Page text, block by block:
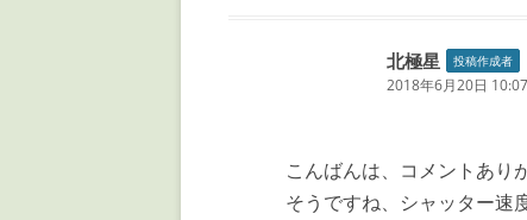
北極星 投稿作成者
2018年6月20日
こんばんは、コメントあり
そうですね、シャッター速